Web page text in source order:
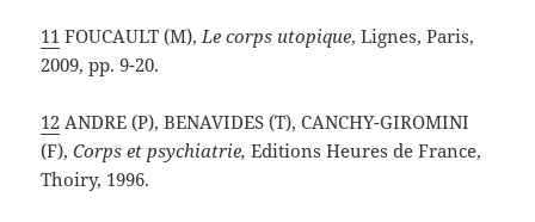
11 FOUCAULT (M), Le corps utopique, Lignes, Paris,
2009, pp. 9-20.
12 ANDRE (P), BENAVIDES (T), CANCHY-GIROMINI
(F),Corps et psychiatrie,Editions Heures de France,
Thoiry, 1996.